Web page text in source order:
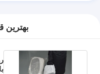
بهترين